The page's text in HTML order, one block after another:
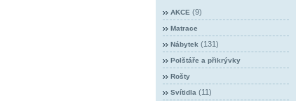
AKCE (9)
Matrace
Nábytek (131)
Polštáře a přikrývky
Rošty
Svítidla (11)